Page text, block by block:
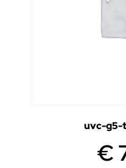
uvc-
€